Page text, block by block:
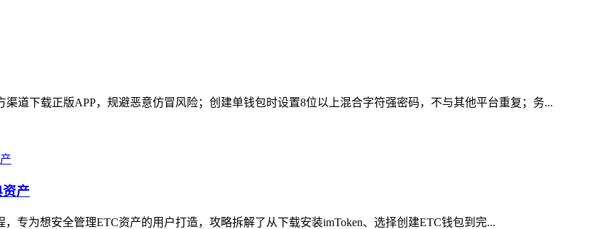
道下载正版APP，规避恶意仿冒风险；创建单钱包时设置8位以上混合字符强密码，不与其他平台重复；务...
产
专为想安全管理ETC资产的用户打造，攻略拆解了从下载安装imToken、选择创建ETC钱包到完...